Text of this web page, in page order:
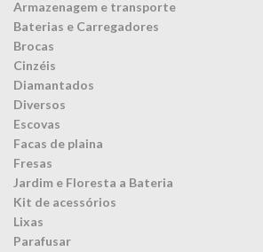
Armazenagem e transporte
Baterias e Carregadores
Brocas
Cinzéis
Diamantados
Diversos
Escovas
Facas de plaina
Fresas
Jardim e Floresta a Bateria
Kit de acessórios
Lixas
Parafusar